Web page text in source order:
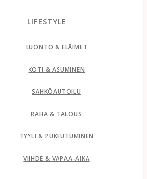
LIFESTYLE
LUONTO & ELÄIMET
KOTI & ASUMINEN
SÄHKÖAUTOILU
RAHA & TALOUS
TYYLI & PUKEUTUMINEN
VIIHDE & VAPAA-AIKA